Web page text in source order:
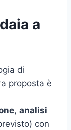
a
di
proposta è
, analisi
con